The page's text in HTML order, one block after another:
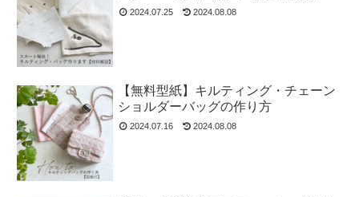
2024.07.25 2024.08.08
【無料型紙】キルティング・チェーン
ショルダーバッグの作り方
2024.07.16 2024.08.08